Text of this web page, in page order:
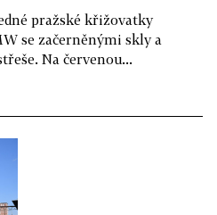
pražské křižovatky
se začerněnými skly a
Na červenou...